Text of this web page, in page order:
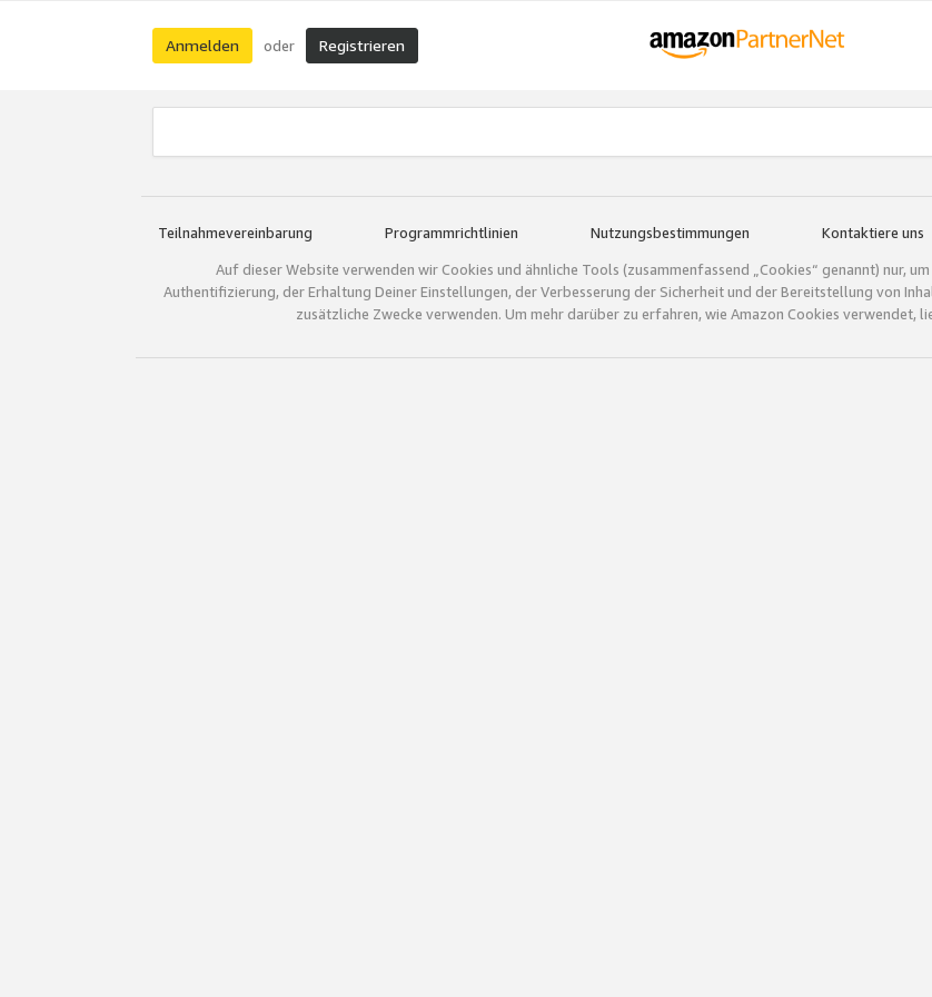
Anmelden oder Registrieren
Teilnahmevereinbarung Programmrichtlinien Nutzungsbestimmungen Kontaktiere uns
Auf dieser Website verwenden wir Cookies und ähnliche Tools (zusammenfassend „Cookies“ genannt) nur,
Authentifizierung, der Erhaltung Deiner Einstellungen, der Verbesserung der Sicherheit und der Bereitstellung von
zusätzliche Zwecke verwenden. Um mehr darüber zu erfahren, wie Amazon Cookies verwendet,